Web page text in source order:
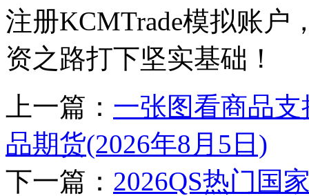
注册KCMTrade模拟账户
资之路打下坚实基础！
上一篇： 一张图看商品
品期货(2026年8月5日)
下一篇： 2026QS热门国